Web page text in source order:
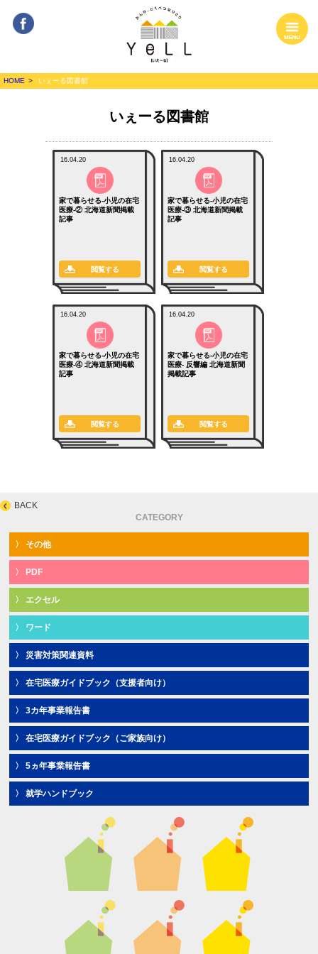
Facebook
いぇーる図書館
HOME いぇーる図書館
16.04.20
家で暮らせる-小児の在宅
医療-② 北海道新聞掲載
記事
閲覧する
16.04.20
家で暮らせる-小児の在宅
医療-③ 北海道新聞掲載
記事
閲覧する
16.04.20
家で暮らせる-小児の在宅
医療-④ 北海道新聞掲載
記事
閲覧する
16.04.20
家で暮らせる-小児の在宅
医療- 反響編 北海道新聞
掲載記事
閲覧する
BACK
CATEGORY
その他
PDF
エクセル
ワード
災害対策関連資料
在宅医療ガイドブック（支援者向け）
3カ年事業報告書
在宅医療ガイドブック（ご家族向け）
5ヵ年事業報告書
就学ハンドブック